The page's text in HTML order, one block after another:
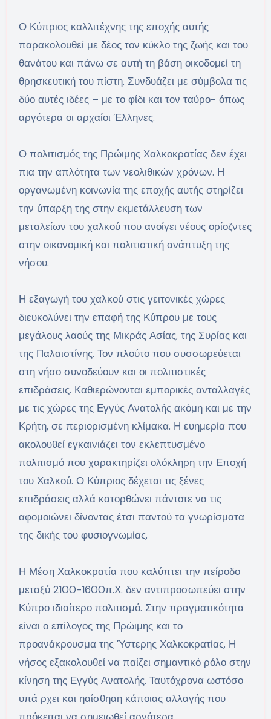
Ο Κύπριος καλλιτέχνης της εποχής αυτής
παρακολουθεί με δέος τον κύκλο της ζωής και του
θανάτου και πάνω σε αυτή τη βάση οικοδομεί τη
θρησκευτική του πίστη. Συνδυάζει με σύμβολα τις
δύο αυτές ιδέες – με το φίδι και τον ταύρο- όπως
αργότερα οι αρχαίοι Έλληνες.
Ο πολιτισμός της Πρώιμης Χαλκοκρατίας δεν έχει
πια την απλότητα των νεολιθικών χρόνων. Η
οργανωμένη κοινωνία της εποχής αυτής στηρίζει
την ύπαρξη της στην εκμετάλλευση των
μεταλείων του χαλκού που ανοίγει νέους ορίοζντες
στην οικονομική και πολιτιστική ανάπτυξη της
νήσου.
Η εξαγωγή του χαλκού στις γειτονικές χώρες
διευκολύνει την επαφή της Κύπρου με τους
μεγάλους λαούς της Μικράς Ασίας, της Συρίας και
της Παλαιστίνης. Τον πλούτο που συσσωρεύεται
στη νήσο συνοδεύουν και οι πολιτιστικές
επιδράσεις. Καθιερώνονται εμπορικές ανταλλαγές
με τις χώρες της Εγγύς Ανατολής ακόμη και με την
Κρήτη, σε περιορισμένη κλίμακα. Η ευημερία που
ακολουθεί εγκαινιάζει τον εκλεπτυσμένο
πολιτισμό που χαρακτηρίζει ολόκληρη την Εποχή
του Χαλκού. Ο Κύπριος δέχεται τις ξένες
επιδράσεις αλλά κατορθώνει πάντοτε να τις
αφομοιώνει δίνοντας έτσι παντού τα γνωρίσματα
της δικής του φυσιογνωμίας.
Η Μέση Χαλκοκρατία που καλύπτει την πείροδο
μεταξύ 2100-1600π.Χ. δεν αντιπροσωπεύει στην
Κύπρο ιδιαίτερο πολιτισμό. Στην πραγματικότητα
είναι ο επίλογος της Πρώιμης και το
προανάκρουσμα της Ύστερης Χαλκοκρατίας. Η
νήσος εξακολουθεί να παίζει σημαντικό ρόλο στην
κίνηση της Εγγύς Ανατολής. Ταυτόχρονα ωστόσο
υπά ρχει και ηαίσθηαη κάποιας αλλαγής που